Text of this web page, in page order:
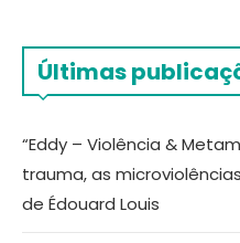
Últimas
“Eddy – Violência &
trauma, as
de Édouard Louis